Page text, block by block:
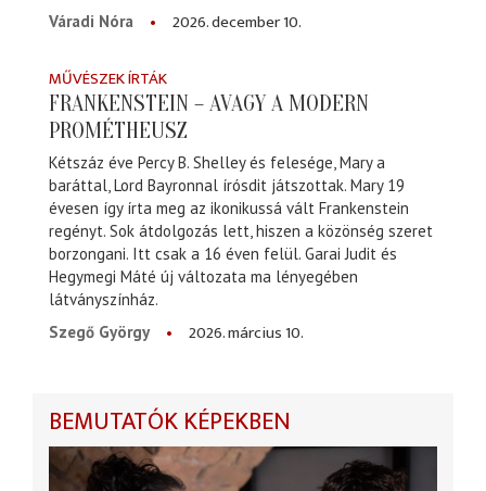
Váradi Nóra
2026. december 10.
MŰVÉSZEK ÍRTÁK
FRANKENSTEIN – AVAGY A MODERN
PROMÉTHEUSZ
Kétszáz éve Percy B. Shelley és felesége, Mary a
baráttal, Lord Bayronnal írósdit játszottak. Mary 19
évesen így írta meg az ikonikussá vált Frankenstein
regényt. Sok átdolgozás lett, hiszen a közönség szeret
borzongani. Itt csak a 16 éven felül. Garai Judit és
Hegymegi Máté új változata ma lényegében
látványszínház.
Szegő György
2026. március 10.
BEMUTATÓK KÉPEKBEN